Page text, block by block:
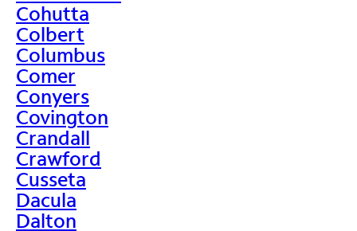
Cohutta
Colbert
Columbus
Comer
Conyers
Covington
Crandall
Crawford
Cusseta
Dacula
Dalton